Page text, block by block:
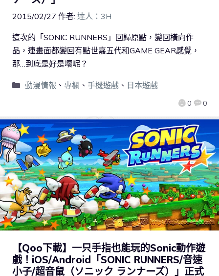
2015/02/27 作者: 達人：3H
0 0
這次的「SONIC RUNNERS」回歸原點，變回橫向作
品，連畫面都變回有點世嘉五代和GAME GEAR感覺，
那…到底是好是壞呢？
動漫情報 、 專欄 、 手機遊戲、 日本遊戲
【Qoo下載】一只手指也能玩的Sonic動作遊
戲！iOS/Android「SONIC RUNNERS/音速
小子/超音鼠（ソニック ランナーズ）」正式